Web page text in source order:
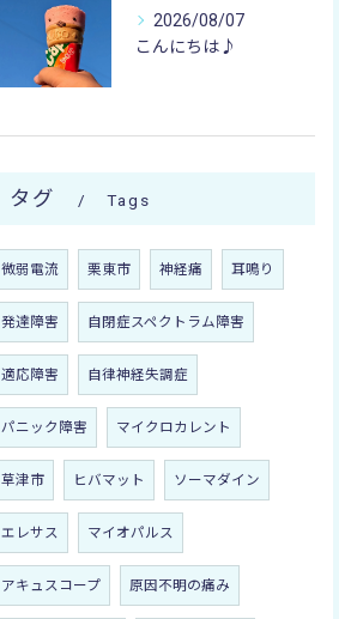
2026/08/07
こんにちは♪
タグ Tags
微弱電流 栗東市 神経痛 耳鳴り
発達障害 自閉症スペクトラム障害
適応障害 自律神経失調症
パニック障害 マイクロカレント
草津市 ヒバマット ソーマダイン
エレサス マイオパルス
アキュスコープ 原因不明の痛み